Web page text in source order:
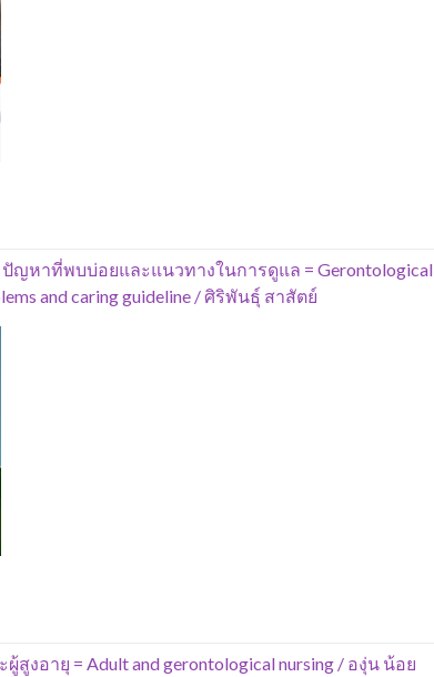
ปัญหาที่พบบ่อยและแนวทางในการดูแล = Gerontological
and caring guideline / ศิริพันธุ์ สาสัตย์
งอายุ = Adult and gerontological nursing / องุ่น น้อย